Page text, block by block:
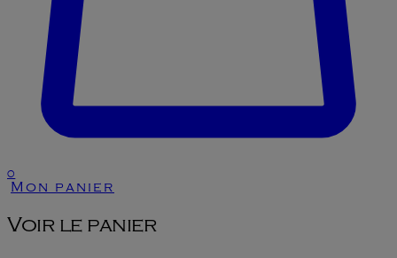
0
Mon panier
Voir le panier